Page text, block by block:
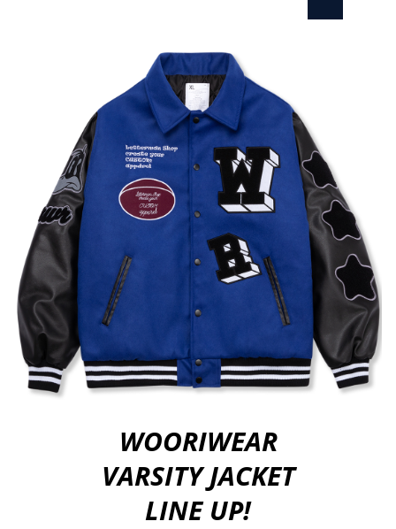
WOORIWEAR
VARSITY JACKET
LINE UP!